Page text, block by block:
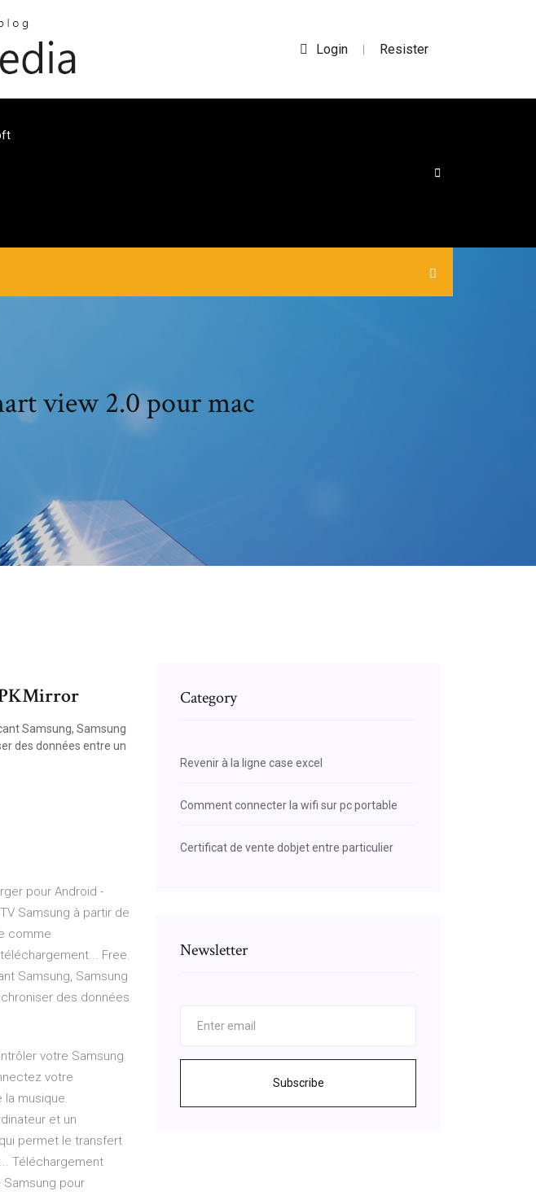
Login | Resister
view 2.0 pour mac
Samsung, Samsung
des données entre un
pour Android -
Samsung à partir de
comme
Free.
Samsung, Samsung
des données
votre Samsung
votre
musique.
et un
permet le transfert
Téléchargement
Samsung pour
Category
Revenir à la ligne case excel
Comment connecter la wifi sur pc portable
Certificat de vente dobjet entre particulier
Newsletter
Subscribe